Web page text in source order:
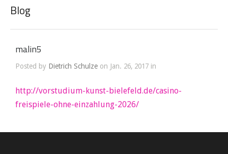
Blog
malin5
Posted by Dietrich Schulze on Jan. 26, 2017 in
http://vorstudium-kunst-bielefeld.de/casino-
freispiele-ohne-einzahlung-2026/